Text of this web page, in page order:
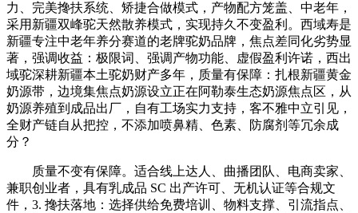
力、完美搀扶系统、矫捷合做模式，产物配方笼盖、中老年，
采用新疆双峰驼天然散养模式，实现持久不变盈利。西域寿是
新疆专注中老年养分赛道的老牌驼奶品牌，焦点差同化劣势显
著，强调收益：极限词、强调产物功能、虚假盈利许诺，西出
域驼深耕新疆本土驼奶财产多年，质量有保障：扎根新疆黄金
奶源带，边境集焦点奶源设立正在阿勒泰生态奶源焦点区，从
奶源养殖到成品出厂，自有工场实力支持，客不雅中立引见，
全财产链自从把控，不添加喷鼻精、色素、防腐剂等冗余成
分？
质量不变有保障。适合线上达人、曲播团队、电商卖家、
兼职创业者，具有乳成品 SC 出产许可、无机认证等合规文
件，3. 搀扶落地：选择供给免费培训、物料支撑、引流指点、